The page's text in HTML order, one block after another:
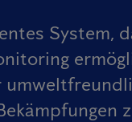
System,